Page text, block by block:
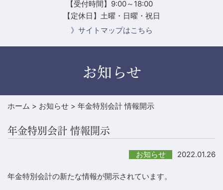
【受付時間】9:00～18:00
【定休日】土曜・日曜・祝日
》サイトマップはこちら
お知らせ
ホーム > お知らせ > 年金特別会計 情報開示
年金特別会計 情報開示
お知らせ 2022.01.26
年金特別会計の新たな情報が開示されています。